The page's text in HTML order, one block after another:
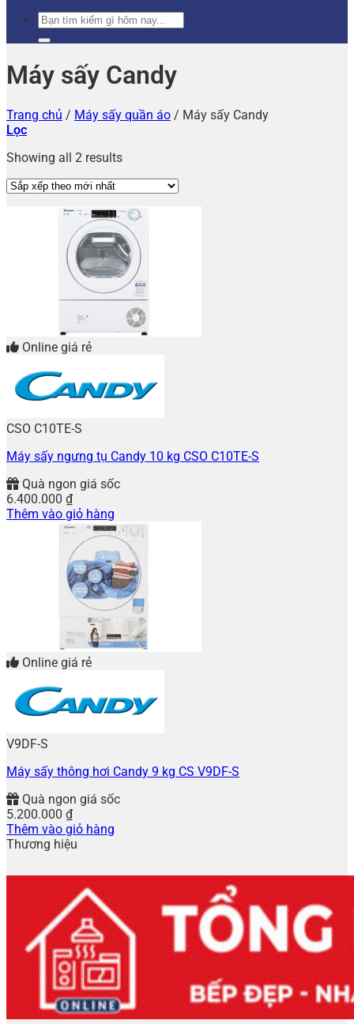
Tìm
kiếm:
Máy sấy Candy
Trang chủ / Máy sấy quần áo / Máy sấy Candy
Lọc
Showing all 2 results
Online giá rẻ
CSO C10TE-S
Máy sấy ngưng tụ Candy 10 kg CSO C10TE-S
Quà ngon giá sốc
6.400.000 ₫
Thêm vào giỏ hàng
Online giá rẻ
V9DF-S
Máy sấy thông hơi Candy 9 kg CS V9DF-S
Quà ngon giá sốc
5.200.000 ₫
Thêm vào giỏ hàng
Thương hiệu